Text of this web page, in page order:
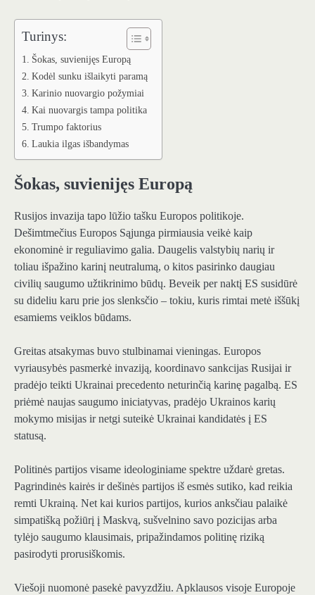
Turinys:
Šokas, suvienijęs Europą
Kodėl sunku išlaikyti paramą
Karinio nuovargio požymiai
Kai nuovargis tampa politika
Trumpo faktorius
Laukia ilgas išbandymas
Šokas, suvienijęs Europą
Rusijos invazija tapo lūžio tašku Europos politikoje.
Dešimtmečius Europos Sąjunga pirmiausia veikė kaip
ekonominė ir reguliavimo galia. Daugelis valstybių narių ir
toliau išpažino karinį neutralumą, o kitos pasirinko daugiau
civilių saugumo užtikrinimo būdų. Beveik per naktį ES susidūrė
su dideliu karu prie jos slenksčio – tokiu, kuris rimtai metė iššūkį
esamiems veiklos būdams.
Greitas atsakymas buvo stulbinamai vieningas. Europos
vyriausybės pasmerkė invaziją, koordinavo sankcijas Rusijai ir
pradėjo teikti Ukrainai precedento neturinčią karinę pagalbą. ES
priėmė naujas saugumo iniciatyvas, pradėjo Ukrainos karių
mokymo misijas ir netgi suteikė Ukrainai kandidatės į ES
statusą.
Politinės partijos visame ideologiniame spektre uždarė gretas.
Pagrindinės kairės ir dešinės partijos iš esmės sutiko, kad reikia
remti Ukrainą. Net kai kurios partijos, kurios anksčiau palaikė
simpatišką požiūrį į Maskvą, sušvelnino savo pozicijas arba
tylėjo saugumo klausimais, pripažindamos politinę riziką
pasirodyti prorusiškomis.
Viešoji nuomonė pasekė pavyzdžiu. Apklausos visoje Europoje